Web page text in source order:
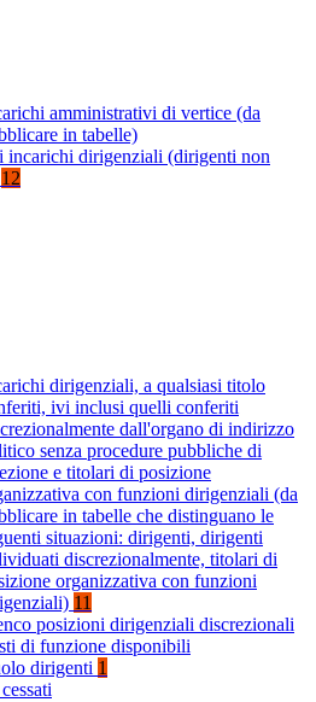
amministrativi di vertice (da
in tabelle)
incarichi dirigenziali (dirigenti non
12
dirigenziali, a qualsiasi titolo
ivi inclusi quelli conferiti
dall'organo di indirizzo
senza procedure pubbliche di
e titolari di posizione
con funzioni dirigenziali (da
in tabelle che distinguano le
situazioni: dirigenti, dirigenti
discrezionalmente, titolari di
organizzativa con funzioni
11
posizioni dirigenziali discrezionali
di funzione disponibili
dirigenti 1